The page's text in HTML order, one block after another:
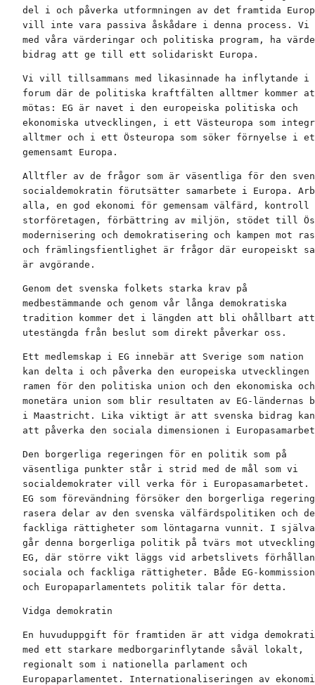
del i och påverka utformningen av det framtida
vill inte vara passiva åskådare i denna process. Vi
med våra värderingar och politiska program, ha
bidrag att ge till ett solidariskt Europa.
Vi vill tillsammans med likasinnade ha inflytande i
forum där de politiska kraftfälten alltmer kommer
mötas: EG är navet i den europeiska politiska och
ekonomiska utvecklingen, i ett Västeuropa som
alltmer och i ett Östeuropa som söker förnyelse i
gemensamt Europa.
Alltfler av de frågor som är väsentliga för den
socialdemokratin förutsätter samarbete i Europa.
alla, en god ekonomi för gemensam välfärd, kontroll
storföretagen, förbättring av miljön, stödet till
modernisering och demokratisering och kampen mot
och främlingsfientlighet är frågor där europeiskt
är avgörande.
Genom det svenska folkets starka krav på
medbestämmande och genom vår långa demokratiska
tradition kommer det i längden att bli ohållbart
utestängda från beslut som direkt påverkar oss.
Ett medlemskap i EG innebär att Sverige som nation
kan delta i och påverka den europeiska utvecklingen
ramen för den politiska union och den ekonomiska och
monetära union som blir resultaten av EG-ländernas
i Maastricht. Lika viktigt är att svenska bidrag
att påverka den sociala dimensionen i
Den borgerliga regeringen för en politik som på
väsentliga punkter står i strid med de mål som vi
socialdemokrater vill verka för i Europasamarbetet.
EG som förevändning försöker den borgerliga
rasera delar av den svenska välfärdspolitiken och de
fackliga rättigheter som löntagarna vunnit. I
går denna borgerliga politik på tvärs mot
EG, där större vikt läggs vid arbetslivets
sociala och fackliga rättigheter. Både EG-
och Europaparlamentets politik talar för detta.
Vidga demokratin
En huvuduppgift för framtiden är att vidga
med ett starkare medborgarinflytande såväl lokalt,
regionalt som i nationella parlament och
Europaparlamentet. Internationaliseringen av